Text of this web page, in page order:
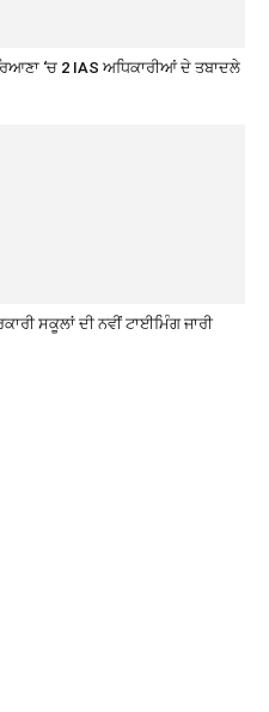
‘ਚ 2 IAS ਅਧਿਕਾਰੀਆਂ ਦੇ ਤਬਾਦਲੇ
ਸਕੂਲਾਂ ਦੀ ਨਵੀਂ ਟਾਈਮਿੰਗ ਜਾਰੀ